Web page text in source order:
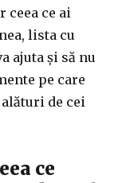
ceea ce ai
lista cu
ajuta și să nu
pe care
de cei
ce